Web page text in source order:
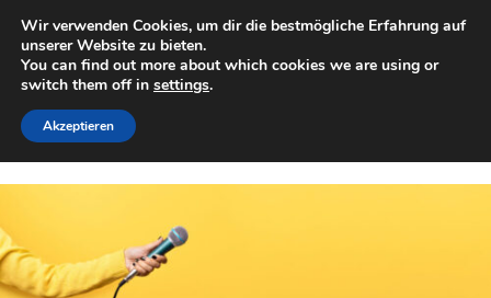
primären
Inhalt
springenAchwelle
Campus Medien der Fachhochschule Vorarlberg
Wir verwenden Cookies, um dir die bestmögliche Erfahrung auf
unserer Website zu bieten.
You can find out more about which cookies we are using or
switch them off in settings.
Akzeptieren